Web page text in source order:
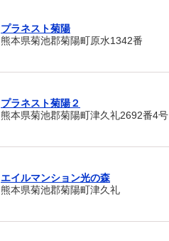
プラネスト菊陽
熊本県菊池郡菊陽町原水1342番
プラネスト菊陽２
熊本県菊池郡菊陽町津久礼2692番4号
エイルマンション光の森
熊本県菊池郡菊陽町津久礼